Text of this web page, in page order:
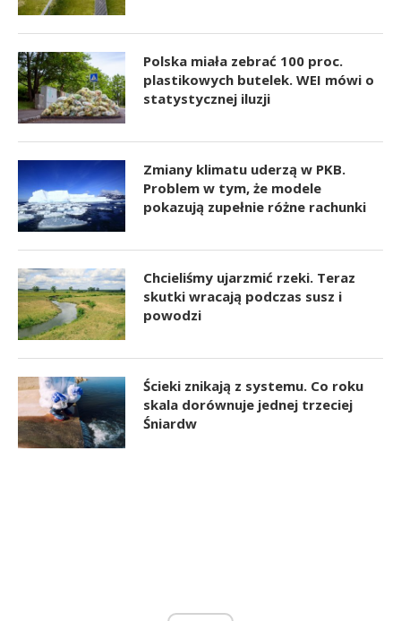
Polska miała zebrać 100 proc.
plastikowych butelek. WEI mówi o
statystycznej iluzji
Zmiany klimatu uderzą w PKB.
Problem w tym, że modele
pokazują zupełnie różne rachunki
Chcieliśmy ujarzmić rzeki. Teraz
skutki wracają podczas susz i
powodzi
Ścieki znikają z systemu. Co roku
skala dorównuje jednej trzeciej
Śniardw